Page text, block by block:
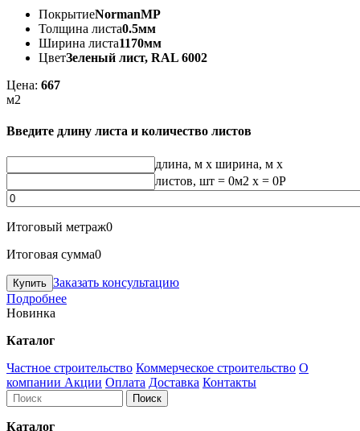
ПокрытиеNormanMP
Толщина листа0.5мм
Ширина листа1170мм
ЦветЗеленый лист, RAL 6002
Цена: 667
м2
Введите длину листа и количество листов
длина, м x ширина, м x
листов, шт = 0м2 x = 0Р
Итоговый метраж0
Итоговая сумма0
Заказать консультацию
Подробнее
Новинка
Каталог
Частное строительство Коммерческое строительство О
компании Акции Оплата Доставка Контакты
Каталог